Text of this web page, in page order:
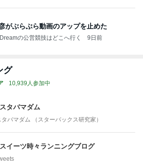
がぶらぶら動画のアップを止めた
の公営競技はどこへ行く 9日前
グ
10,939人参加中
タバマダム
バマダム （スターバックス研究家）
イーツ時々ランニングブログ